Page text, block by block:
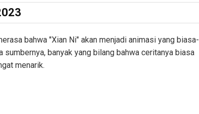
bahwa "Xian Ni" akan menjadi animasi yang biasa-
sumbernya, banyak yang bilang bahwa ceritanya biasa
menarik.